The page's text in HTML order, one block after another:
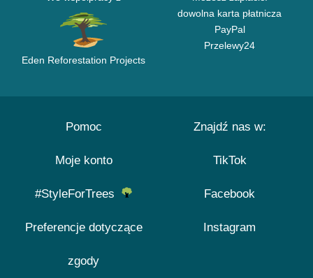
Eden Reforestation Projects
dowolna karta płatnicza
PayPal
Przelewy24
Pomoc
Moje konto
#StyleForTrees
Preferencje dotyczące
zgody
Znajdź nas w:
TikTok
Facebook
Instagram